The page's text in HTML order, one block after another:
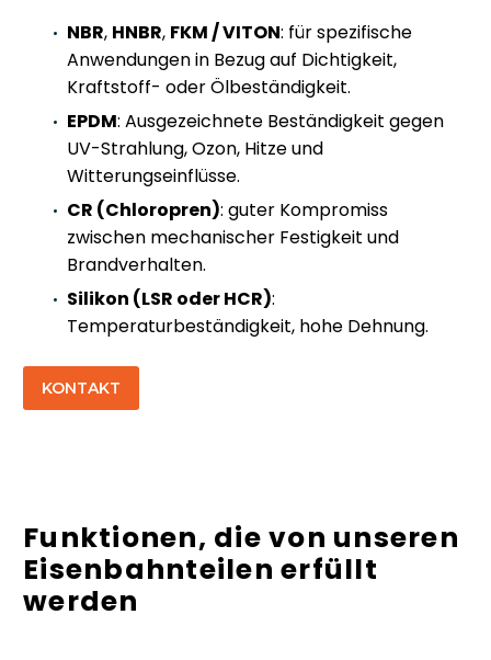
NBR, HNBR, FKM / VITON: für spezifische
Anwendungen in Bezug auf Dichtigkeit,
Kraftstoff- oder Ölbeständigkeit.
EPDM: Ausgezeichnete Beständigkeit gegen
UV-Strahlung, Ozon, Hitze und
Witterungseinflüsse.
CR (Chloropren): guter Kompromiss
zwischen mechanischer Festigkeit und
Brandverhalten.
Silikon (LSR oder HCR):
Temperaturbeständigkeit, hohe Dehnung.
KONTAKT
Funktionen, die von unseren
Eisenbahnteilen erfüllt
werden